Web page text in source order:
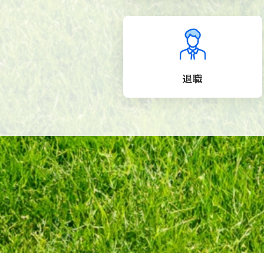
退職